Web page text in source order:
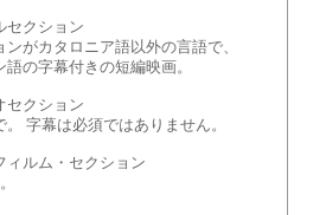
セクション
がカタロニア語以外の言語で、
の字幕付きの短編映画。
セクション
字幕は必須ではありません。
ィルム・セクション